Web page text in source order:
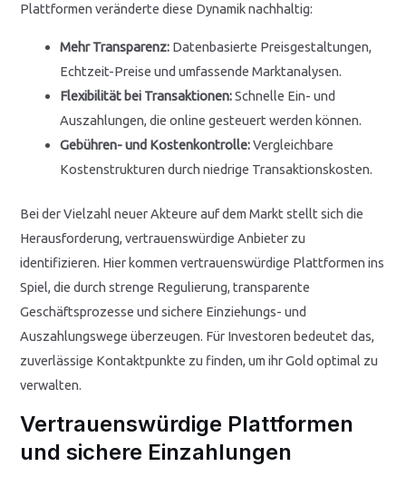
Plattformen veränderte diese Dynamik nachhaltig:
Mehr Transparenz: Datenbasierte Preisgestaltungen,
Echtzeit-Preise und umfassende Marktanalysen.
Flexibilität bei Transaktionen:Schnelle Ein- und
Auszahlungen, die online gesteuert werden können.
Gebühren- und Kostenkontrolle:Vergleichbare
Kostenstrukturen durch niedrige Transaktionskosten.
Bei der Vielzahl neuer Akteure auf dem Markt stellt sich die
Herausforderung, vertrauenswürdige Anbieter zu
identifizieren. Hier kommen vertrauenswürdige Plattformen ins
Spiel, die durch strenge Regulierung, transparente
Geschäftsprozesse und sichere Einziehungs- und
Auszahlungswege überzeugen. Für Investoren bedeutet das,
zuverlässige Kontaktpunkte zu finden, um ihr Gold optimal zu
verwalten.
Vertrauenswürdige Plattformen
und sichere Einzahlungen